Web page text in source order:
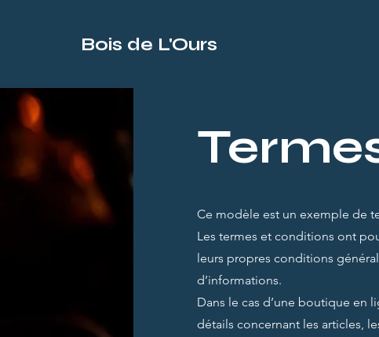
Bois de L'Ours
Ce modèle est un exemple de
Les termes et conditions ont
leurs propres conditions
d’informations.
Dans le cas d’une boutique en
détails concernant les articles,